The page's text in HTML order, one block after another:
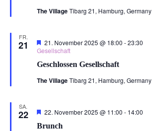
The VillageTibarg 21, Hamburg, Germany
FR.
21
Geschlossen Gesellschaft
Hervorgehoben
21. November 2025 @ 18:00 -23:30
Gesellschaft
The VillageTibarg 21, Hamburg, Germany
SA.
22
Brunch
Hervorgehoben
22. November 2025 @ 11:00 - 14:00